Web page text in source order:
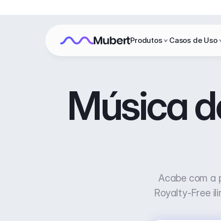
Música
Acabe com a
Royalty-Free
Produtos Casos de Uso